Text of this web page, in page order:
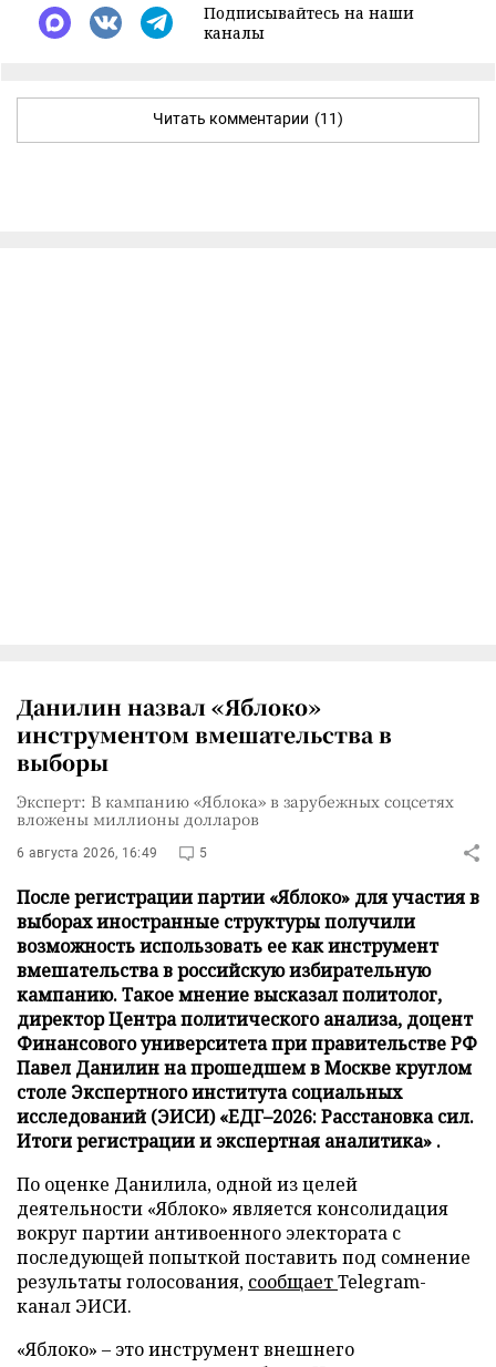
Подписывайтесь на наши
каналы
Читать комментарии (11)
Данилин назвал «Яблоко»
инструментом вмешательства в
выборы
Эксперт: В кампанию «Яблока» в зарубежных соцсетях
вложены миллионы долларов
6 августа 2026, 16:49 5
После регистрации партии «Яблоко» для участия в
выборах иностранные структуры получили
возможность использовать ее как инструмент
вмешательства в российскую избирательную
кампанию. Такое мнение высказал политолог,
директор Центра политического анализа, доцент
Финансового университета при правительстве РФ
Павел Данилин на прошедшем в Москве круглом
столе Экспертного института социальных
исследований (ЭИСИ) «ЕДГ–2026: Расстановка сил.
Итоги регистрации и экспертная аналитика» .
По оценке Данилила, одной из целей
деятельности «Яблоко» является консолидация
вокруг партии антивоенного электората с
последующей попыткой поставить под сомнение
результаты голосования, сообщаетTelegram-
канал ЭИСИ.
«Яблоко» – это инструмент внешнего